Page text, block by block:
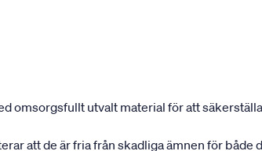
omsorgsfullt utvalt material för att
att de är fria från skadliga ämnen för både